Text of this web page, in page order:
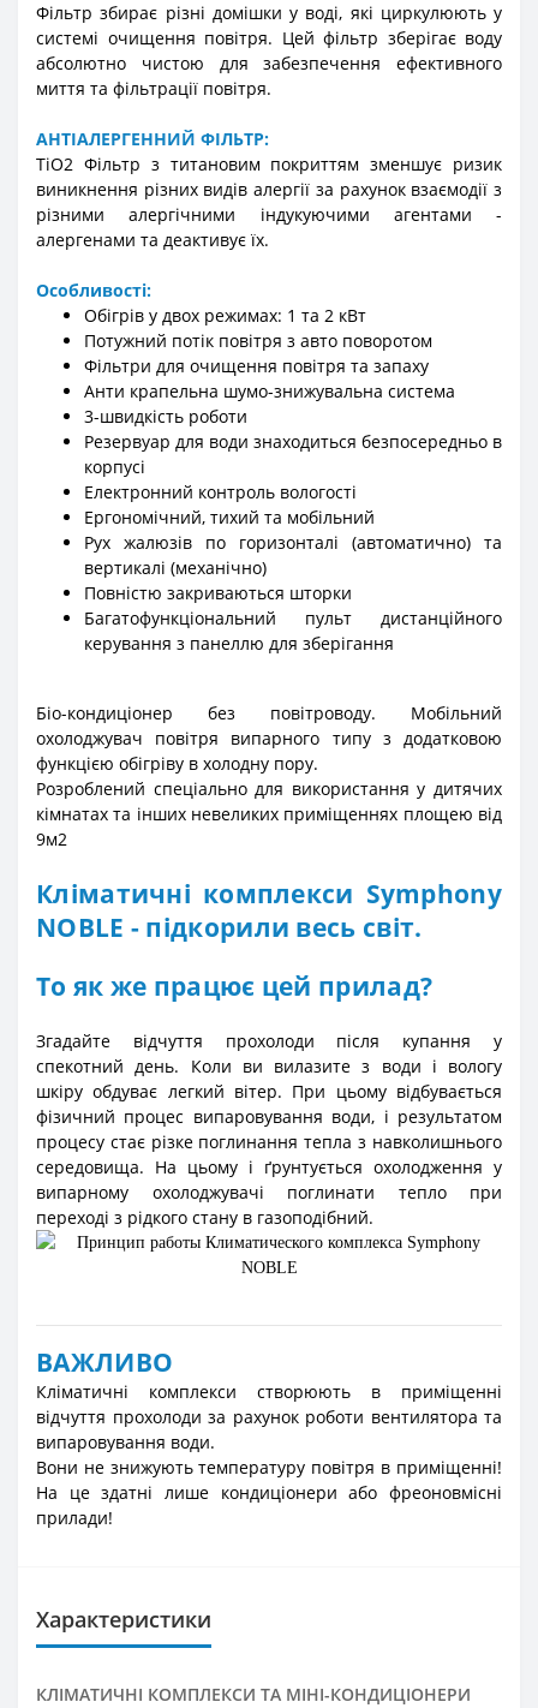
Фільтр збирає різні домішки у воді, які циркулюють у
системі очищення повітря. Цей фільтр зберігає воду
абсолютно чистою для забезпечення ефективного
миття та фільтрації повітря.
АНТІАЛЕРГЕННИЙ ФІЛЬТР:
TiO2 Фільтр з титановим покриттям зменшує ризик
виникнення різних видів алергії за рахунок взаємодії з
різними алергічними індукуючими агентами -
алергенами та деактивує їх.
Особливості:
Обігрів у двох режимах: 1 та 2 кВт
Потужний потік повітря з авто поворотом
Фільтри для очищення повітря та запаху
Анти крапельна шумо-знижувальна система
3-швидкість роботи
Резервуар для води знаходиться безпосередньо в
корпусі
Електронний контроль вологості
Ергономічний, тихий та мобільний
Рух жалюзів по горизонталі (автоматично) та
вертикалі (механічно)
Повністю закриваються шторки
Багатофункціональний пульт дистанційного
керування з панеллю для зберігання
Біо-кондиціонер без повітроводу. Мобільний
охолоджувач повітря випарного типу з додатковою
функцією обігріву в холодну пору.
Розроблений спеціально для використання у дитячих
кімнатах та інших невеликих приміщеннях площею від
9м2
Кліматичні комплекси Symphony
NOBLE - підкорили весь світ.
То як же працює цей прилад?
Згадайте відчуття прохолоди після купання у
спекотний день. Коли ви вилазите з води і вологу
шкіру обдуває легкий вітер. При цьому відбувається
фізичний процес випаровування води, і результатом
процесу стає різке поглинання тепла з навколишнього
середовища. На цьому і ґрунтується охолодження у
випарному охолоджувачі поглинати тепло при
переході з рідкого стану в газоподібний.
ВАЖЛИВО
Кліматичні комплекси створюють в приміщенні
відчуття прохолоди за рахунок роботи вентилятора та
випаровування води.
Вони не знижують температуру повітря в приміщенні!
На це здатні лише кондиціонери або фреоновмісні
прилади!
Характеристики
КЛІМАТИЧНІ КОМПЛЕКСИ ТА МІНІ-КОНДИЦІОНЕРИ